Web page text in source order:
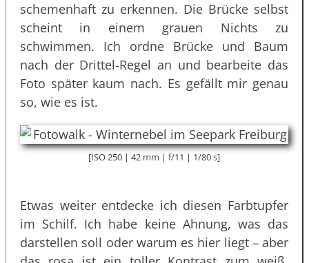
schemenhaft zu erkennen. Die Brücke selbst
scheint in einem grauen Nichts zu
schwimmen. Ich ordne Brücke und Baum
nach der Drittel-Regel an und bearbeite das
Foto später kaum nach. Es gefällt mir genau
so, wie es ist.
[ISO 250 | 42 mm | f/11 | 1/80 s]
Etwas weiter entdecke ich diesen Farbtupfer
im Schilf. Ich habe keine Ahnung, was das
darstellen soll oder warum es hier liegt – aber